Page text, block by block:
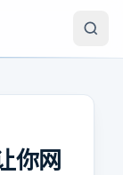
你网